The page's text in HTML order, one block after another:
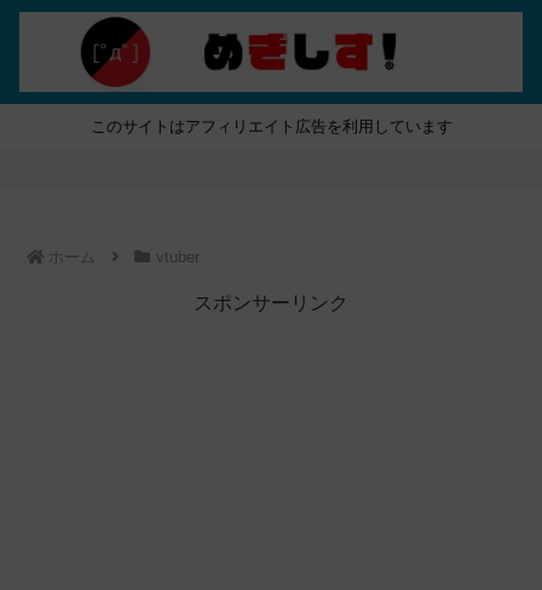
このサイトはアフィリエイト広告を利用しています
ホーム vtuber
スポンサーリンク